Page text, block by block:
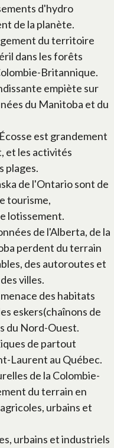
d'hydro
de la planète.
du territoire
dans les forêts
Britannique.
empiète sur
du Manitoba et du
est grandement
et les activités
plages.
de l'Ontario sont de
tourisme,
lotissement.
de l'Alberta, de la
perdent du terrain
des autoroutes et
villes.
des habitats
eskers(chaînons de
du Nord-Ouest.
de partout
Laurent au Québec.
de la Colombie-
du terrain en
urbains et
urbains et industriels